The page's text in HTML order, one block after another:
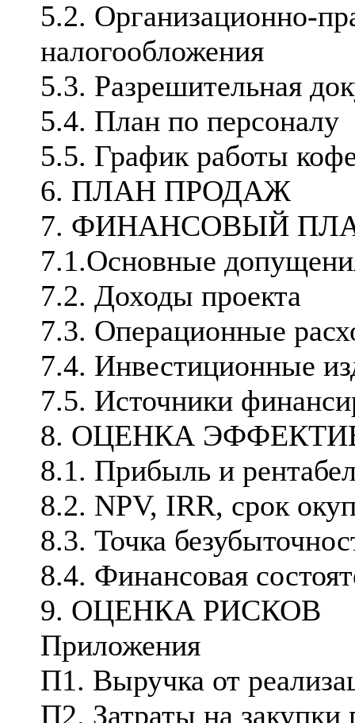
5.2. Организационно-
налогообложения
5.3. Разрешительная
5.4. План по персоналу
5.5. График работы
6. ПЛАН ПРОДАЖ
7. ФИНАНСОВЫЙ
7.1.Основные
7.2. Доходы проекта
7.3. Операционные
7.4. Инвестиционные
7.5. Источники
8. ОЦЕНКА
8.1. Прибыль и
8.2. NPV, IRR, срок
8.3. Точка
8.4. Финансовая
9. ОЦЕНКА РИСКОВ
Приложения
П1. Выручка от
П2. Затраты на закупки